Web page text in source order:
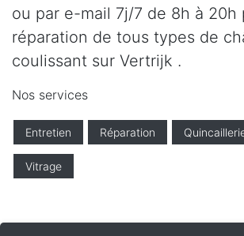
ou par e-mail 7j/7 de 8h à 20h
réparation de tous types de
coulissant sur Vertrijk .
Nos services
Entretien Réparation
Vitrage